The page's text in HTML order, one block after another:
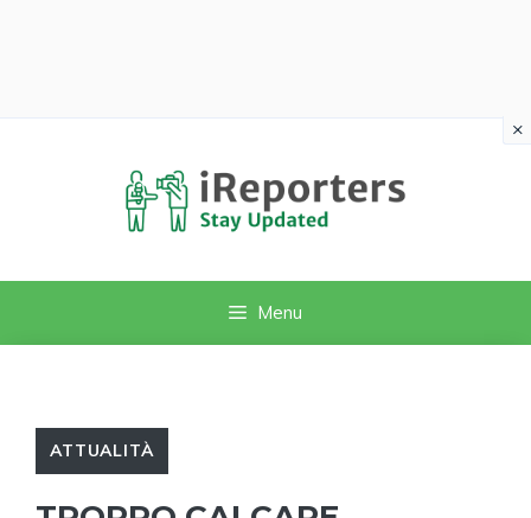
Menu
ATTUALITÀ
×